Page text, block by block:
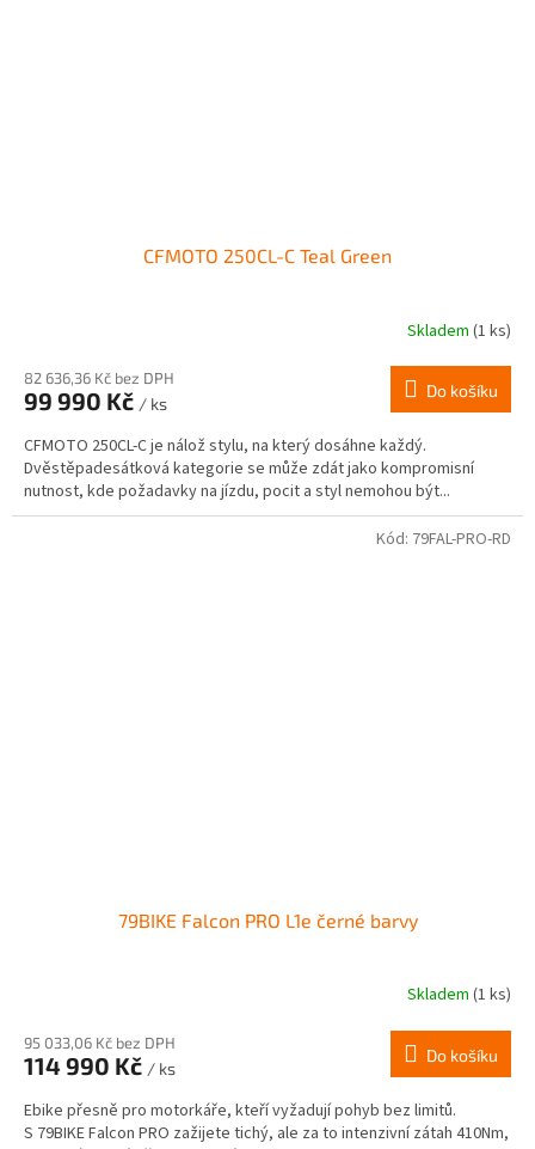
CFMOTO 250CL-C Teal Green
Skladem (1 ks)
82 636,36 Kč bez DPH
99 990 Kč / ks
Do košíku
CFMOTO 250CL-C je nálož stylu, na který dosáhne každý.
Dvěstěpadesátková kategorie se může zdát jako kompromisní
nutnost, kde požadavky na jízdu, pocit a styl nemohou být...
79BIKE Falcon PRO L1e černé barvy
Skladem (1 ks)
95 033,06 Kč bez DPH
114 990 Kč / ks
Do košíku
Ebike přesně pro motorkáře, kteří vyžadují pohyb bez limitů.
S 79BIKE Falcon PRO zažijete tichý, ale za to intenzivní zátah 410Nm,
Kód: 79FAL-PRO-RD